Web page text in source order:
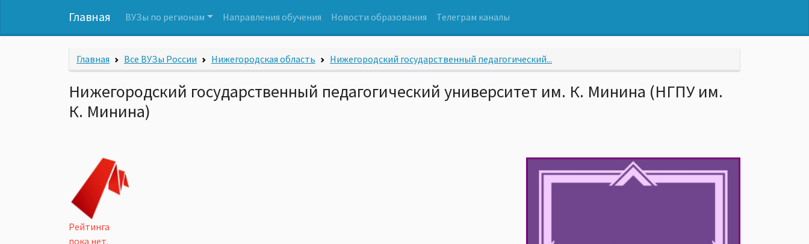
Главная ВУЗы по регионам Направления обучения Новости образования Телеграм каналы
Главная Все ВУЗы России Нижегородская область Нижегородский государственный педагогический...
Нижегородский государственный педагогический университет им. К. Минина (НГПУ им.
К. Минина)
Рейтинга
пока нет.